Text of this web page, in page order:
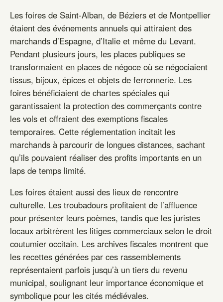
Les foires de Saint‑Alban, de Béziers et de Montpellier
étaient des événements annuels qui attiraient des
marchands d’Espagne, d’Italie et même du Levant.
Pendant plusieurs jours, les places publiques se
transformaient en places de négoce où se négociaient
tissus, bijoux, épices et objets de ferronnerie. Les
foires bénéficiaient de chartes spéciales qui
garantissaient la protection des commerçants contre
les vols et offraient des exemptions fiscales
temporaires. Cette réglementation incitait les
marchands à parcourir de longues distances, sachant
qu’ils pouvaient réaliser des profits importants en un
laps de temps limité.
Les foires étaient aussi des lieux de rencontre
culturelle. Les troubadours profitaient de l’affluence
pour présenter leurs poèmes, tandis que les juristes
locaux arbitrèrent les litiges commerciaux selon le droit
coutumier occitain. Les archives fiscales montrent que
les recettes générées par ces rassemblements
représentaient parfois jusqu’à un tiers du revenu
municipal, soulignant leur importance économique et
symbolique pour les cités médiévales.